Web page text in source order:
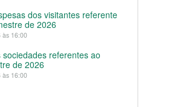
dos visitantes referente
de 2026
às 16:00
sociedades referentes ao
de 2026
às 16:00